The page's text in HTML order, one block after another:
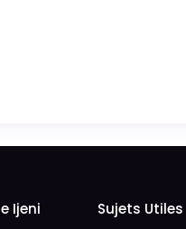
Ijeni
Sujets Utiles